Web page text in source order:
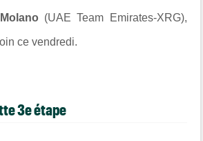
(UAE Team Emirates-XRG),
ce vendredi.
3e étape